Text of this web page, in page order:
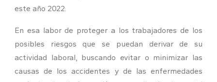
este año 2022.
En esa labor de proteger a los trabajadores de los
posibles riesgos que se puedan derivar de su
actividad laboral, buscando evitar o minimizar las
causas de los accidentes y de las enfermedades